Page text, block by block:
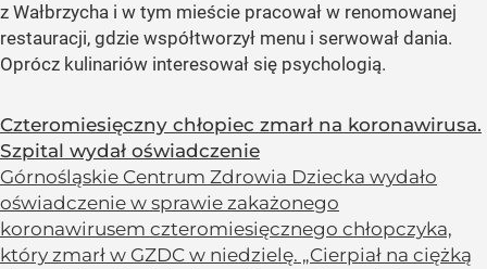
z Wałbrzycha i w tym mieście pracował w renomowanej
restauracji, gdzie współtworzył menu i serwował dania.
Oprócz kulinariów interesował się psychologią.
Czteromiesięczny chłopiec zmarł na koronawirusa.
Szpital wydał oświadczenie
Górnośląskie Centrum Zdrowia Dziecka wydało
oświadczenie w sprawie zakażonego
koronawirusem czteromiesięcznego chłopczyka,
który zmarł w GZDC w niedzielę. „Cierpiał na ciężką